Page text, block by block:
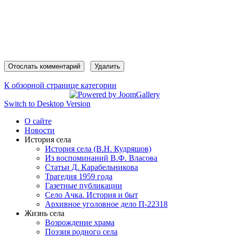
К обзорной странице категории
Switch to Desktop Version
О сайте
Новости
История села
История села (В.Н. Кудряшов)
Из воспоминаний В.Ф. Власова
Статьи Д. Карабельникова
Трагедия 1959 года
Газетные публикации
Село Ачка. История и быт
Архивное уголовное дело П-22318
Жизнь села
Возрождение храма
Поэзия родного села